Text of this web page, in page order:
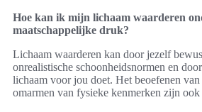
Hoe kan ik mijn lichaam waarderen
maatschappelijke druk?
Lichaam waarderen kan door jezelf
onrealistische schoonheidsnormen en
lichaam voor jou doet. Het beoefenen
omarmen van fysieke kenmerken zijn